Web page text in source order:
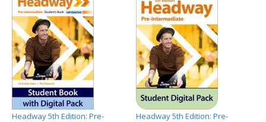
Headway 5th Edition: Pre-
Headway 5th Edition: Pre-